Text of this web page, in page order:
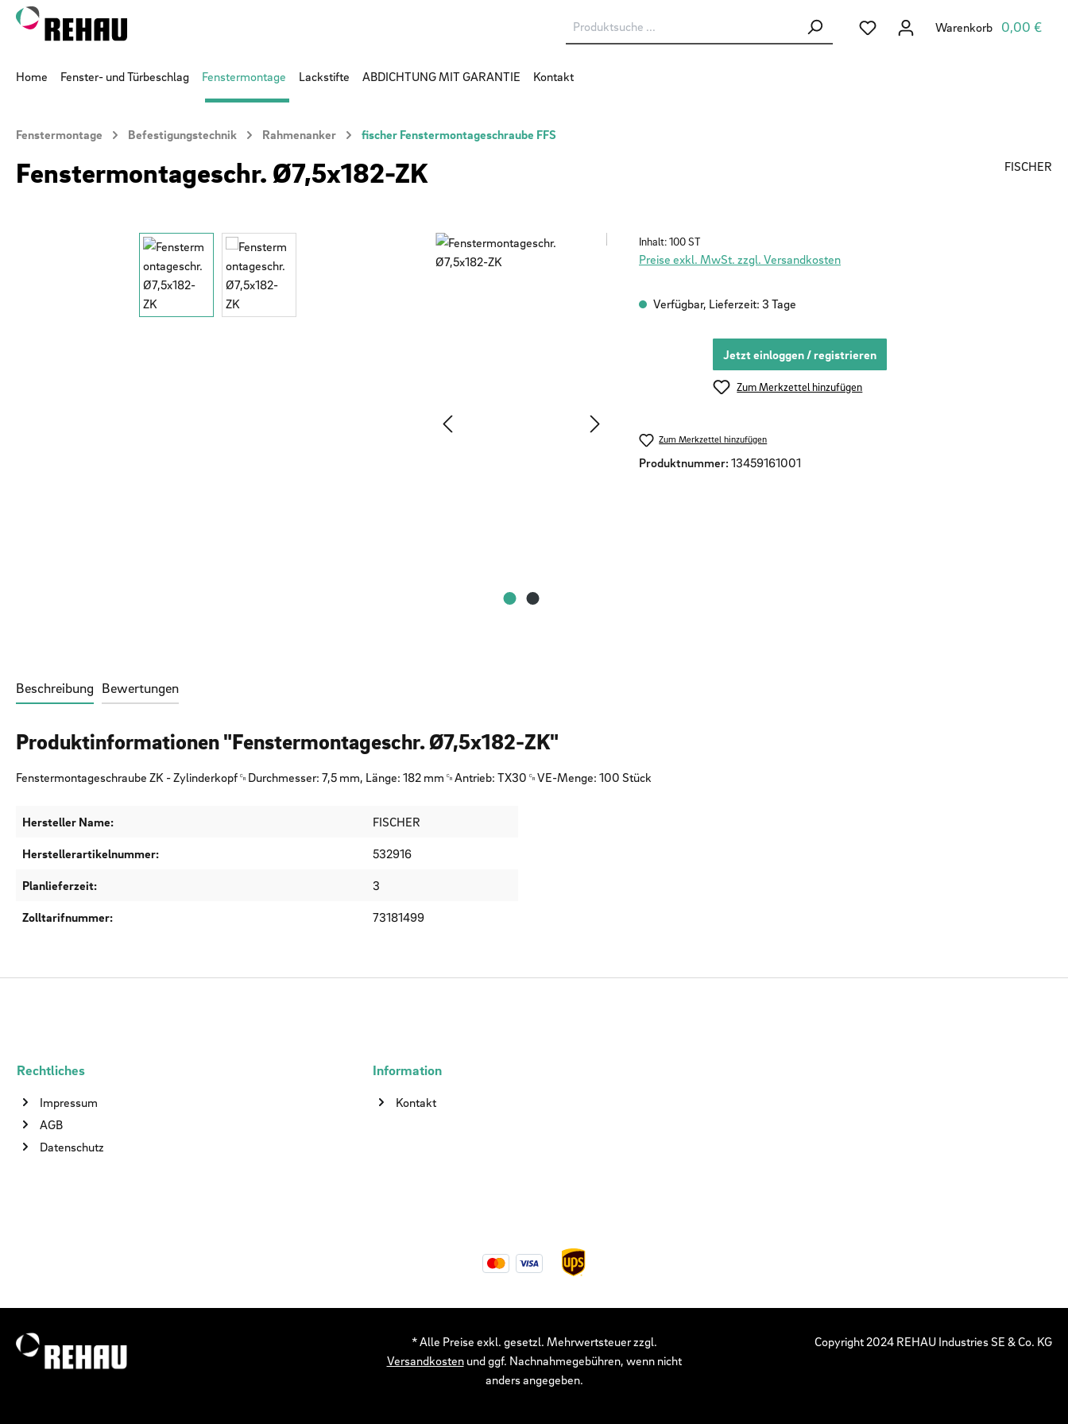
Hauptinhalt springen
Zur Suche springen
Zur Hauptnavigation springen
Du hast 0 Produkte auf dem
Warenkorb 0,00 €
Home Fenster- und Türbeschlag Fenstermontage Lackstifte ABDICHTUNG MIT GARANTIE Kontakt
Fenstermontage Befestigungstechnik Rahmenanker fischer Fenstermontageschraube FFS
Fenstermontageschr. Ø7,5x182-ZK FISCHER
Bildergalerie überspringen Inhalt:100 ST
Preise exkl. MwSt. zzgl. Versandkosten
Verfügbar, Lieferzeit: 3 Tage
Jetzt einloggen / registrieren
Zum Merkzettel hinzufügen
Zum Merkzettel hinzufügen
Produktnummer: 13459161001
Beschreibung Bewertungen
Produktinformationen "Fenstermontageschr. Ø7,5x182-ZK"
Fenstermontageschraube ZK - Zylinderkopf␍Durchmesser: 7,5 mm, Länge: 182 mm␍Antrieb: TX30␍VE-Menge: 100 Stück
Hersteller Name:
FISCHER
Herstellerartikelnummer:
532916
Planlieferzeit:
3
Zolltarifnummer:
73181499
Rechtliches
Impressum
AGB
Datenschutz
Information
Kontakt
* Alle Preise exkl. gesetzl. Mehrwertsteuer zzgl.
Versandkostenund ggf. Nachnahmegebühren, wenn nicht
anders angegeben.
Copyright 2024 REHAU Industries SE & Co. KG